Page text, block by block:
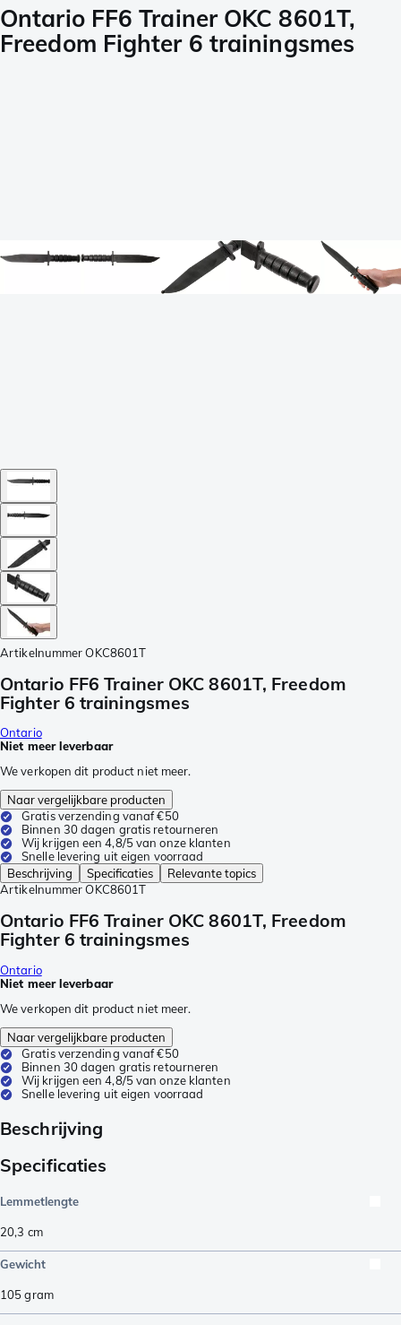
Ontario FF6 Trainer OKC 8601T,
Freedom Fighter 6 trainingsmes
Artikelnummer OKC8601T
Ontario FF6 Trainer OKC 8601T, Freedom
Fighter 6 trainingsmes
Ontario
Niet meer leverbaar
We verkopen dit product niet meer.
Naar vergelijkbare producten
Gratis verzending vanaf €50
Binnen 30 dagen gratis retourneren
Wij krijgen een 4,8/5 van onze klanten
Snelle levering uit eigen voorraad
Beschrijving
Specificaties
Relevante topics
Artikelnummer OKC8601T
Ontario FF6 Trainer OKC 8601T, Freedom
Fighter 6 trainingsmes
Ontario
Niet meer leverbaar
We verkopen dit product niet meer.
Naar vergelijkbare producten
Gratis verzending vanaf €50
Binnen 30 dagen gratis retourneren
Wij krijgen een 4,8/5 van onze klanten
Snelle levering uit eigen voorraad
Beschrijving
Specificaties
Lemmetlengte
20,3 cm
Gewicht
105gram